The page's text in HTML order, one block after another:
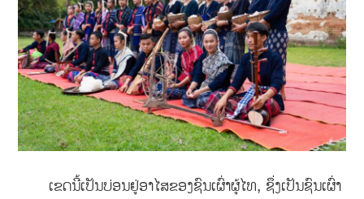
ເຂດນີ້ເປັນບ່ອນຢູ່ອາໄສຂອງຊົນເຜົ່າຜູ້ໄທ, ຊຶ່ງເປັນຊົນເຜົ່າ